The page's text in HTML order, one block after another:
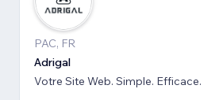
PAC, FR
Adrigal
Votre Site Web. Simple. Efficace.